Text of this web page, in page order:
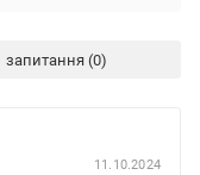
запитання
11.10.2024